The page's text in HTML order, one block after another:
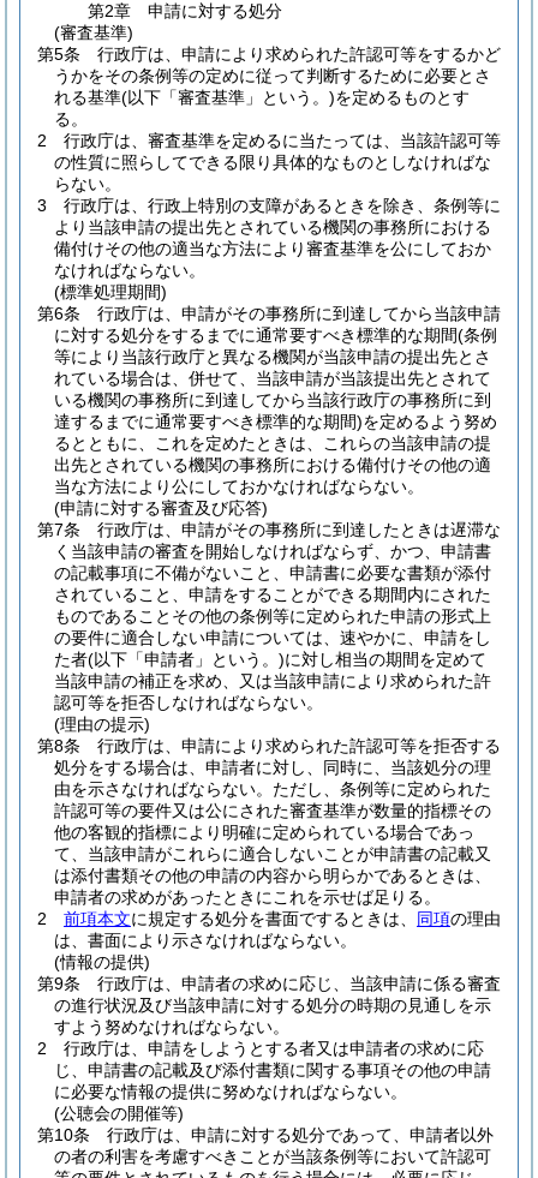
第2章
申請に対する処分
(審査基準)
第5条
行政庁は、申請により求められた許認可等をするかど
うかをその条例等の定めに従って判断するために必要とさ
れる基準(以下「審査基準」という。)を定めるものとす
る。
2
行政庁は、審査基準を定めるに当たっては、当該許認可等
の性質に照らしてできる限り具体的なものとしなければな
らない。
3
行政庁は、行政上特別の支障があるときを除き、条例等に
より当該申請の提出先とされている機関の事務所における
備付けその他の適当な方法により審査基準を公にしておか
なければならない。
(標準処理期間)
第6条
行政庁は、申請がその事務所に到達してから当該申請
に対する処分をするまでに通常要すべき標準的な期間(条例
等により当該行政庁と異なる機関が当該申請の提出先とさ
れている場合は、併せて、当該申請が当該提出先とされて
いる機関の事務所に到達してから当該行政庁の事務所に到
達するまでに通常要すべき標準的な期間)を定めるよう努め
るとともに、これを定めたときは、これらの当該申請の提
出先とされている機関の事務所における備付けその他の適
当な方法により公にしておかなければならない。
(申請に対する審査及び応答)
第7条
行政庁は、申請がその事務所に到達したときは遅滞な
く当該申請の審査を開始しなければならず、かつ、申請書
の記載事項に不備がないこと、申請書に必要な書類が添付
されていること、申請をすることができる期間内にされた
ものであることその他の条例等に定められた申請の形式上
の要件に適合しない申請については、速やかに、申請をし
た者(以下「申請者」という。)に対し相当の期間を定めて
当該申請の補正を求め、又は当該申請により求められた許
認可等を拒否しなければならない。
(理由の提示)
第8条
行政庁は、申請により求められた許認可等を拒否する
処分をする場合は、申請者に対し、同時に、当該処分の理
由を示さなければならない。 ただし、条例等に定められた
許認可等の要件又は公にされた審査基準が数量的指標その
他の客観的指標により明確に定められている場合であっ
て、当該申請がこれらに適合しないことが申請書の記載又
は添付書類その他の申請の内容から明らかであるときは、
申請者の求めがあったときにこれを示せば足りる。
2
前項本文に規定する処分を書面でするときは、 同項の理由
は、書面により示さなければならない。
(情報の提供)
第9条
行政庁は、申請者の求めに応じ、当該申請に係る審査
の進行状況及び当該申請に対する処分の時期の見通しを示
すよう努めなければならない。
2
行政庁は、申請をしようとする者又は申請者の求めに応
じ、申請書の記載及び添付書類に関する事項その他の申請
に必要な情報の提供に努めなければならない。
(公聴会の開催等)
第10条
行政庁は、申請に対する処分であって、申請者以外
の者の利害を考慮すべきことが当該条例等において許認可